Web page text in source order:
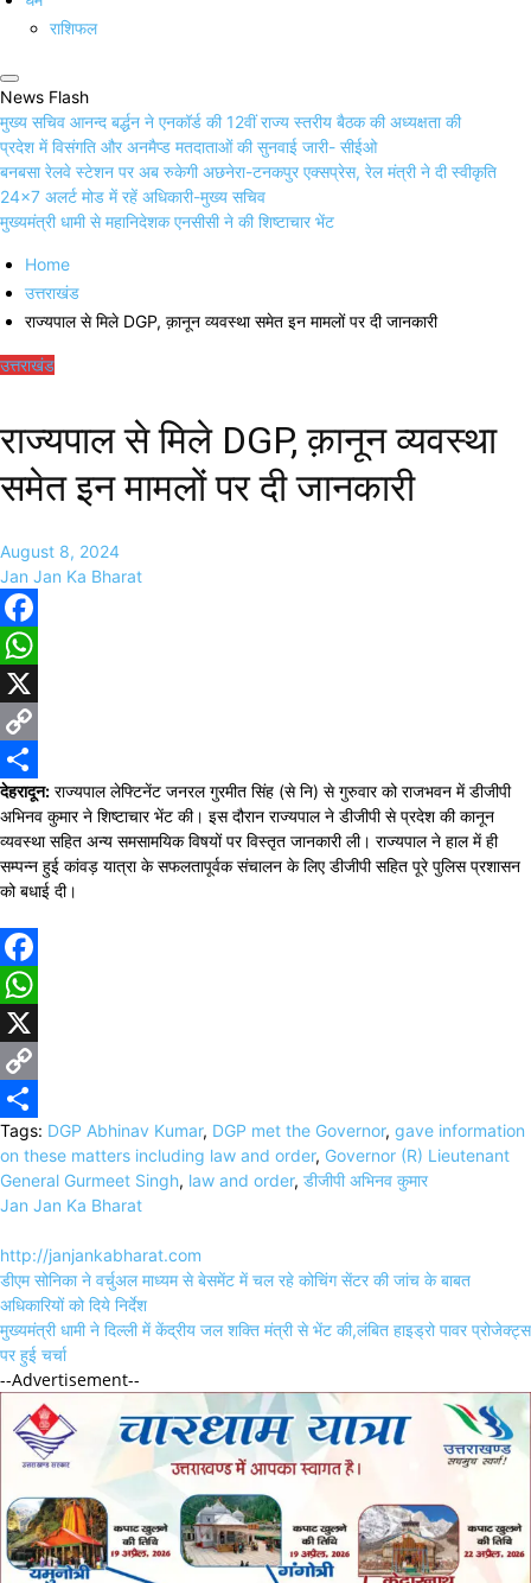
राशिफल
News Flash
मुख्य सचिव आनन्द बर्द्धन ने एनकॉर्ड की 12वीं राज्य स्तरीय बैठक की अध्यक्षता की
प्रदेश में विसंगति और अनमैप्ड मतदाताओं की सुनवाई जारी- सीईओ
बनबसा रेलवे स्टेशन पर अब रुकेगी अछनेरा-टनकपुर एक्सप्रेस, रेल मंत्री ने दी स्वीकृति
24×7 अलर्ट मोड में रहें अधिकारी-मुख्य सचिव
मुख्यमंत्री धामी से महानिदेशक एनसीसी ने की शिष्टाचार भेंट
Home
उत्तराखंड
राज्यपाल से मिले DGP, क़ानून व्यवस्था समेत इन मामलों पर दी जानकारी
उत्तराखंड
राज्यपाल से मिले DGP, क़ानून व्यवस्था
समेत इन मामलों पर दी जानकारी
August 8, 2024
Jan Jan Ka Bharat
Facebook
WhatsApp
X
Copy
Link
Share
देहरादून: राज्यपाल लेफ्टिनेंट जनरल गुरमीत सिंह (से नि) से गुरुवार को राजभवन में डीजीपी
अभिनव कुमार ने शिष्टाचार भेंट की। इस दौरान राज्यपाल ने डीजीपी से प्रदेश की कानून
व्यवस्था सहित अन्य समसामयिक विषयों पर विस्तृत जानकारी ली। राज्यपाल ने हाल में ही
सम्पन्न हुई कांवड़ यात्रा के सफलतापूर्वक संचालन के लिए डीजीपी सहित पूरे पुलिस प्रशासन
को बधाई दी।
Facebook
WhatsApp
X
Copy
Link
Share
Tags: DGP Abhinav Kumar, DGP met the Governor, gave information
on these matters including law and order, Governor (R) Lieutenant
General Gurmeet Singh, law and order, डीजीपी अभिनव कुमार
Jan Jan Ka Bharat
http://janjankabharat.com
Post
navigation
डीएम सोनिका ने वर्चुअल माध्यम से बेसमेंट में चल रहे कोचिंग सेंटर की जांच के बाबत
अधिकारियों को दिये निर्देश
मुख्यमंत्री धामी ने दिल्ली में केंद्रीय जल शक्ति मंत्री से भेंट की,लंबित हाइड्रो पावर प्रोजेक्ट्स
पर हुई चर्चा
--Advertisement--